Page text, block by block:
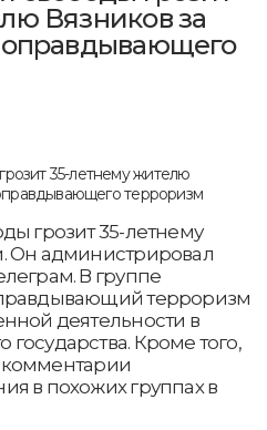
Вязников за
оправдывающего
грозит 35-летнему
Он администрировал
В группе
терроризм
деятельности в
Кроме того,
в похожих группах в